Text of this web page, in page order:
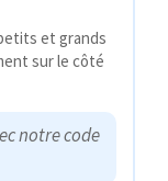
et grands
sur le côté
notre code